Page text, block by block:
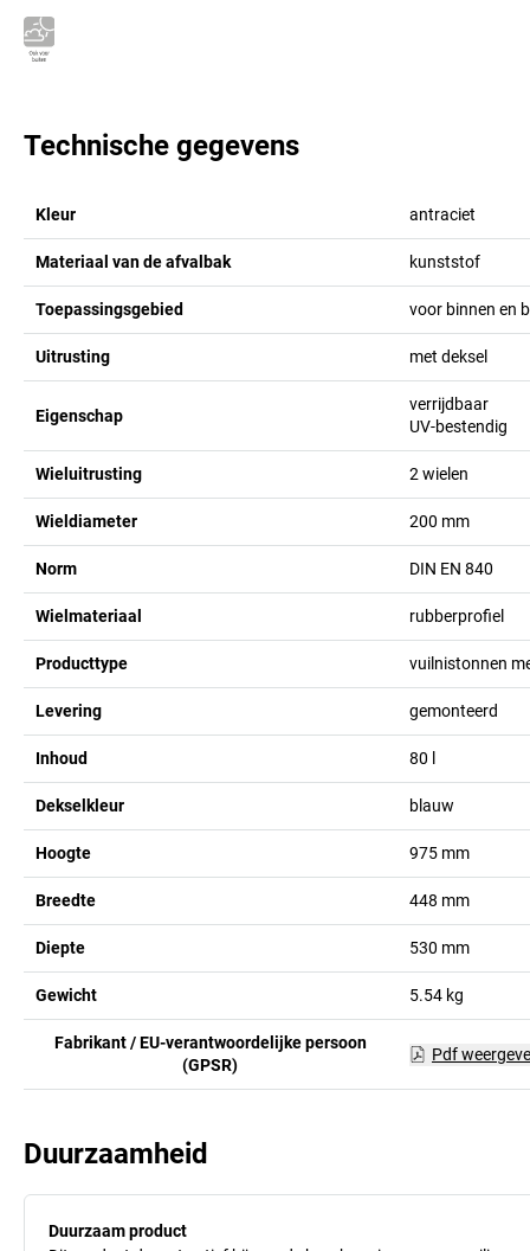
Technische gegevens
Kleur antraciet
Materiaal van de afvalbak kunststof
Toepassingsgebied voor binnen en
Uitrusting met deksel
Eigenschap
verrijdbaar
UV-bestendig
Wieluitrusting 2 wielen
Wieldiameter 200 mm
Norm DIN EN 840
Wielmateriaal rubberprofiel
Producttype vuilnistonnen
Levering gemonteerd
Inhoud 80
Dekselkleur blauw
Hoogte 975 mm
Breedte 448 mm
Diepte 530 mm
Gewicht 5.54 kg
Fabrikant / EU-verantwoordelijke persoon
(GPSR)
Pdf
Duurzaamheid
Duurzaam product